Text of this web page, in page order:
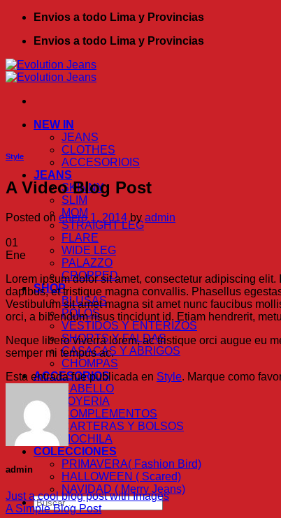
Saltar
contenido
Envios a todo Lima y Provincias
Envios a todo Lima y Provincias
NEW IN
JEANS
CLOTHES
ACCESORIOIS
JEANS
SKINNY
SLIM
MOM
STRAIGHT LEG
FLARE
WIDE LEG
PALAZZO
CROPPED
SHOP
BLUSAS
POLOS
VESTIDOS Y ENTERIZOS
SHORTS Y FALDAS
CASACAS Y ABRIGOS
CHOMPAS
ACCESORIOS
CABELLO
JOYERIA
COMPLEMENTOS
CARTERAS Y BOLSOS
MOCHILA
COLECCIONES
PRIMAVERA( Fashion Bird)
HALLOWEEN ( Scared)
NAVIDAD ( Merry Jeans)
Buscar
por:
Style
A Video Blog Post
Posted on enero 1, 2014 by admin
01
Ene
Lorem ipsum dolor sit amet, consectetur adipiscing
dapibus, et tristique magna convallis. Phasellus
Vestibulum sit amet magna sit amet nunc faucibus
orci, a bibendum risus tincidunt id. Etiam hendrerit,
Neque libero viverra lorem, ac tristique orci augue eu
semper mi tempus ac.
Esta entrada fue publicada en Style. Marque como
admin
Just a cool blog post with Images
A Simple Blog Post